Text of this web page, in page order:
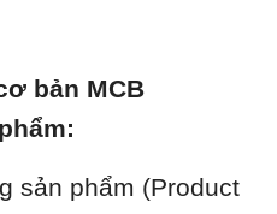
bản MCB
sản phẩm (Product